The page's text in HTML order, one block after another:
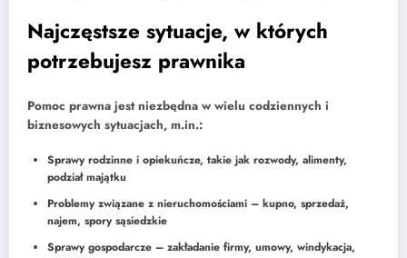
Najczęstsze sytuacje, w których
potrzebujesz prawnika
Pomoc prawna jest niezbędna w wielu codziennych i
biznesowych sytuacjach, m.in.:
Sprawy rodzinne i opiekuńcze, takie jak rozwody, alimenty,
podział majątku
Problemy związane z nieruchomościami – kupno, sprzedaż,
najem, spory sąsiedzkie
Sprawy gospodarcze – zakładanie firmy, umowy, windykacja,